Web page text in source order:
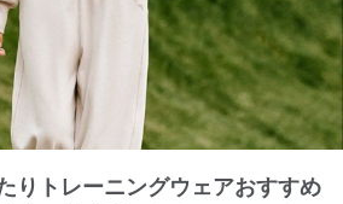
りトレーニングウェアおすすめ